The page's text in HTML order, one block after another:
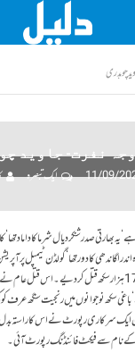
چوہدری
نفرت- جاوید
11/09/
ایک تبصرہ
اندرا گاندھی کا دور تھا‘ گولڈن ٹیمپل
اور متشدد ہندوؤں نے 17 ہزار سکھ قتل کر دیے۔ اس
باغی سکھ نوجوانوں میں رنجیت سنگھ عرف
کے نام سے فیکٹ فائنڈنگ رپورٹ آئی۔